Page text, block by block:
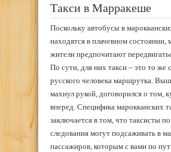
Такси в Марракеше
Поскольку автобусы в
находятся в плачевном состоянии,
жители предпочитают
По сути, для них такси – это то же
русского человека маршрутка.
махнул рукой, договорился о том,
вперед. Специфика марокканских
заключается в том, что таксисты
следования могут подсаживать в
пассажиров, которым с вами по